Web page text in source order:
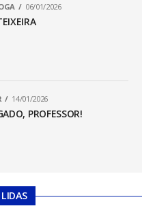
06/01/2026
14/01/2026
PROFESSOR!